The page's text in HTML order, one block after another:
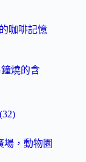
咖啡記憶
燒的含
場，動物園